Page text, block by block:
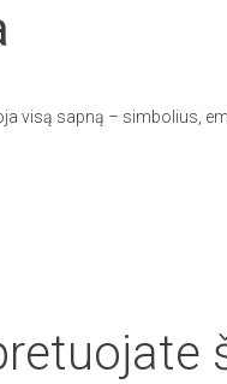
visą sapną – simbolius,